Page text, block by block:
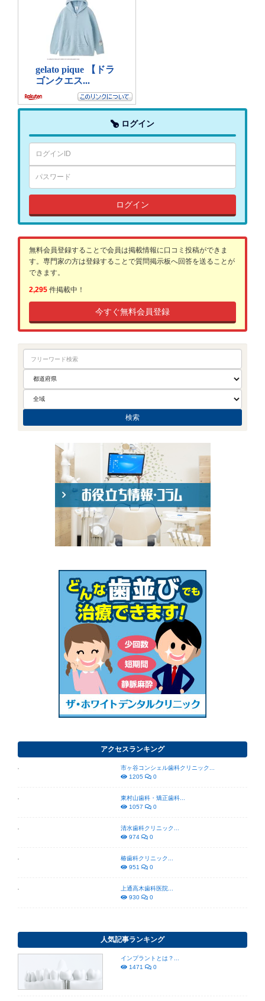
ログイン
ログイン
無料会員登録することで会員は掲載情報に口コミ投稿ができま
す。専門家の方は登録することで質問掲示板へ回答を送ることが
できます。
2,295 件掲載中！
今すぐ無料会員登録
アクセスランキング
市ヶ谷コンシェル歯科クリニック...
1205
0
東村山歯科・矯正歯科...
1057
0
清水歯科クリニック...
974
0
椿歯科クリニック...
951
0
上通高木歯科医院...
930
0
人気記事ランキング
インプラントとは？...
1471
0